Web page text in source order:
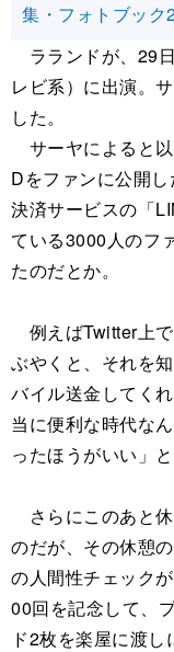
集・フォトブック
ラランドが、29
レビ系）に出演。
した。
サーヤによると
Dをファンに公開
決済サービスの「
ている3000人のフ
たのだとか。
例えばTwitter上
ぶやくと、それを
バイル送金してく
当に便利な時代な
ったほうがいい」と
さらにこのあと
のだが、その休憩
の人間性チェック
00回を記念して、
ド2枚を楽屋に渡